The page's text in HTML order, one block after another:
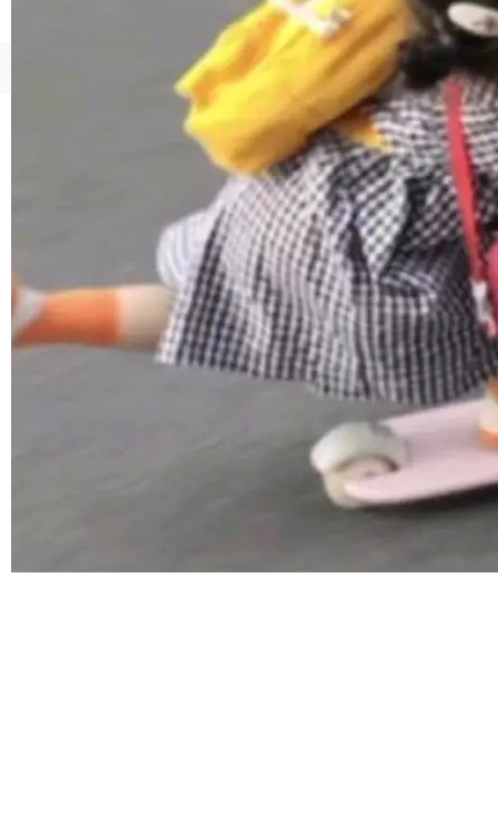
提升： 原生支持4K图像生成； 更精细的局部纹
理、细节与真实世界质感； 更准确的中英文文字
生成与复杂版式组织； 更稳定的图...
©OSCHINA(OSChina.NET) 京ICP备2025119063号